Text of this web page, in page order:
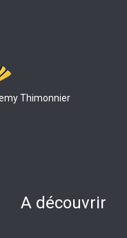
Thimonnier
A découvrir